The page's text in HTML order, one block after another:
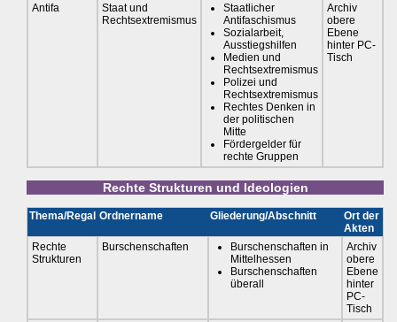
Antifa
Staat und
Rechtsextremismus
Staatlicher
Antifaschismus
Sozialarbeit,
Ausstiegshilfen
Medien und
Rechtsextremismus
Polizei und
Rechtsextremismus
Rechtes Denken in
der politischen
Mitte
Fördergelder für
rechte Gruppen
Archiv
obere
Ebene
hinter PC-
Tisch
Rechte Strukturen und Ideologien
Thema/Regal Ordnername Gliederung/Abschnitt
Ort der
Akten
Rechte
Strukturen
Burschenschaften
Burschenschaften in
Mittelhessen
Burschenschaften
überall
Archiv
obere
Ebene
hinter
PC-
Tisch